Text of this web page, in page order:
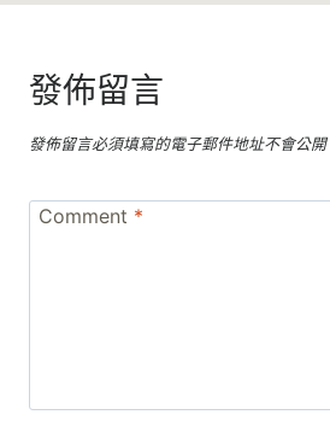
發佈留言
發佈留言必須填寫的電子郵件地址不會公開
Comment *